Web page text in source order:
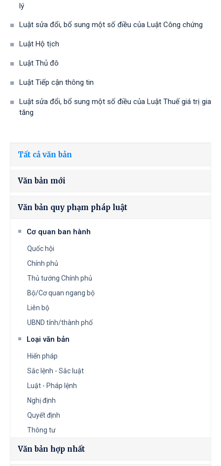
lý
Luật sửa đổi, bổ sung một số điều của Luật Công chứng
Luật Hộ tịch
Luật Thủ đô
Luật Tiếp cận thông tin
Luật sửa đổi, bổ sung một số điều của Luật Thuế giá trị gia
tăng
Tất cả văn bản
Văn bản mới
Văn bản quy phạm pháp luật
Cơ quan ban hành
Quốc hội
Chính phủ
Thủ tướng Chính phủ
Bộ/Cơ quan ngang bộ
Liên bộ
UBND tỉnh/thành phố
Loại văn bản
Hiến pháp
Sắc lệnh - Sắc luật
Luật - Pháp lệnh
Nghị định
Quyết định
Thông tư
Văn bản hợp nhất